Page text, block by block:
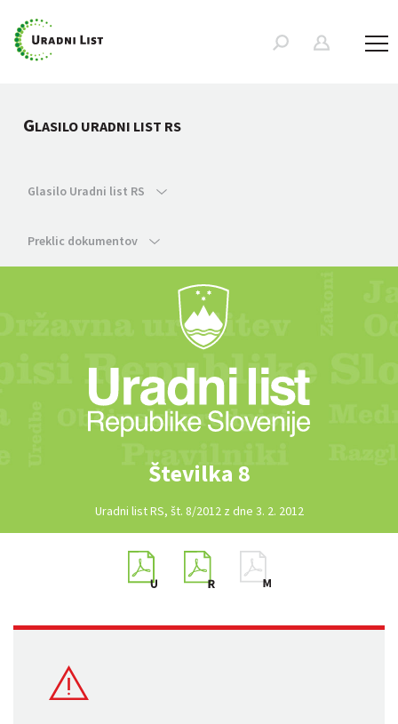
GLASILO URADNI LIST RS
Glasilo Uradni list RS
Preklic dokumentov
Številka 8
Uradni list RS, št. 8/2012 z dne 3. 2. 2012